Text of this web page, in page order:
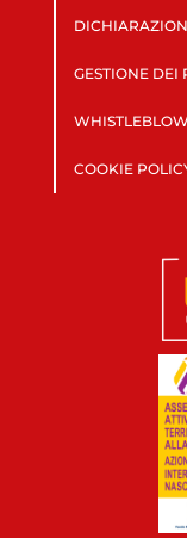
GESTIONE DEI
COOKIE